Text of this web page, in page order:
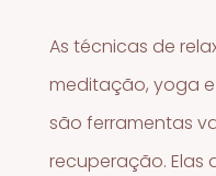
As técnicas de
meditação, yoga
são ferramentas
recuperação. Elas